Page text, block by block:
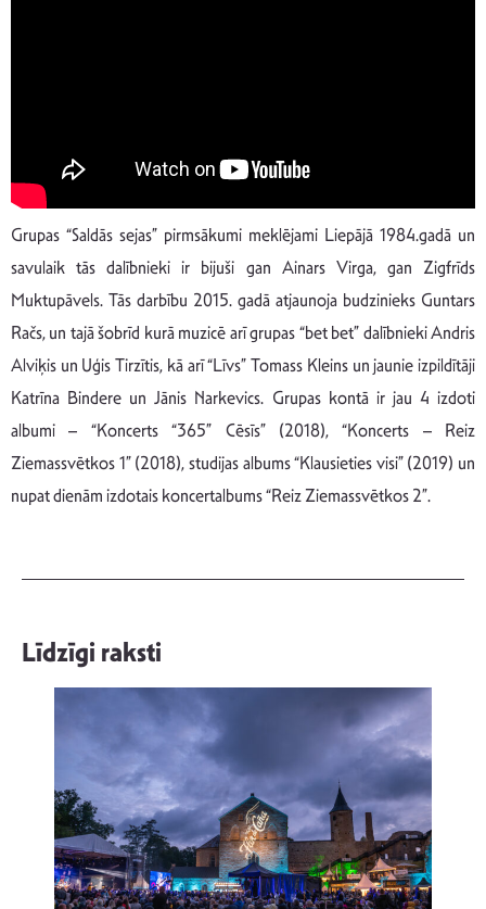
Grupas “Saldās sejas” pirmsākumi meklējami Liepājā 1984.gadā un
savulaik tās dalībnieki ir bijuši gan Ainars Virga, gan Zigfrīds
Muktupāvels. Tās darbību 2015. gadā atjaunoja budzinieks Guntars
Račs, un tajā šobrīd kurā muzicē arī grupas “bet bet” dalībnieki Andris
Alviķis un Uģis Tirzītis, kā arī “Līvs” Tomass Kleins un jaunie izpildītāji
Katrīna Bindere un Jānis Narkevics. Grupas kontā ir jau 4 izdoti
albumi – “Koncerts “365” Cēsīs” (2018), “Koncerts – Reiz
Ziemassvētkos 1” (2018), studijas albums “Klausieties visi” (2019) un
nupat dienām izdotais koncertalbums “Reiz Ziemassvētkos 2”.
Līdzīgi raksti